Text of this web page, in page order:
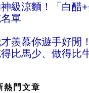
級涼麵！「白醋
單
才羨慕你遊手好閒
比馬少、做得比
熱門文章